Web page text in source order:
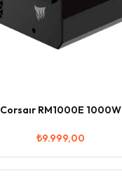
Corsaır RM1000E 1000W
₺9.999,00